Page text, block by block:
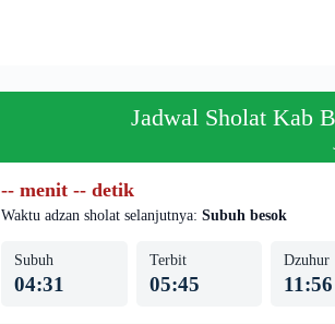
Jadwal Sholat Kab
-- menit -- detik
Waktu adzan sholat selanjutnya: Subuh besok
Subuh
04:31
Terbit
05:45
Dzuhur
11:56